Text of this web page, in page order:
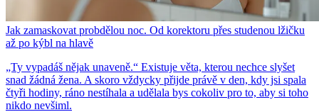
Jak zamaskovat probdělou noc. Od korektoru přes studenou lžičku
až po kýbl na hlavě
„Ty vypadáš nějak unaveně.“ Existuje věta, kterou nechce slyšet
snad žádná žena. A skoro vždycky přijde právě v den, kdy jsi spala
čtyři hodiny, ráno nestíhala a udělala bys cokoliv pro to, aby si toho
nikdo nevšiml.